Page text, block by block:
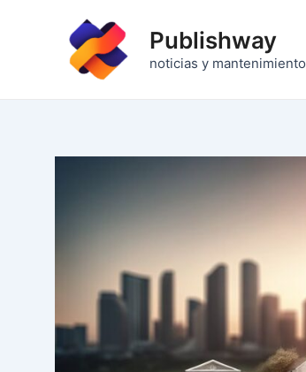
Publishway
noticias y mantenimiento